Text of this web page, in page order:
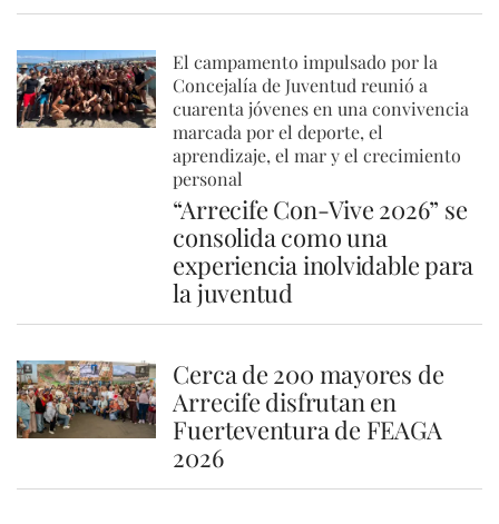
El campamento impulsado por la
Concejalía de Juventud reunió a
cuarenta jóvenes en una convivencia
marcada por el deporte, el
aprendizaje, el mar y el crecimiento
personal
“Arrecife Con-Vive 2026” se
consolida como una
experiencia inolvidable para
la juventud
Cerca de 200 mayores de
Arrecife disfrutan en
Fuerteventura de FEAGA
2026